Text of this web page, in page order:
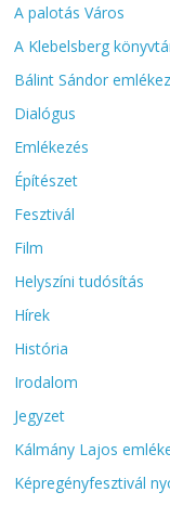
A palotás Város
A Klebelsberg
Bálint Sándor
Dialógus
Emlékezés
Építészet
Fesztivál
Film
Helyszíni tudósítás
Hírek
História
Irodalom
Jegyzet
Kálmány Lajos
Képregényfesztivál